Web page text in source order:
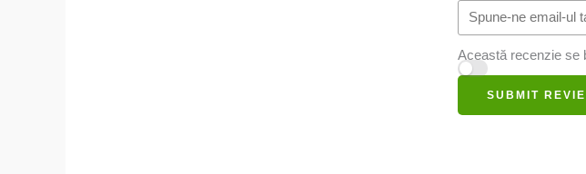
Această recenzie se
SUBMIT